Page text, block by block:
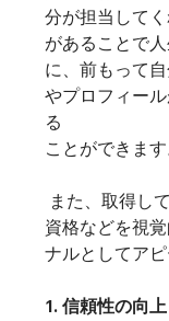
分が担当して
があることで
に、前もって
やプロフィー
る
ことができます
また、取得し
資格などを視
1. 信頼性の向上